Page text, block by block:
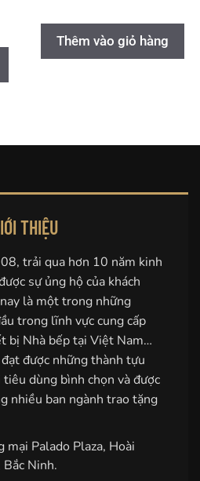
Thêm vào giỏ hàng
THIỆU
trải qua hơn 10 năm kinh
sự ủng hộ của khách
là một trong những
trong lĩnh vực cung cấp
bị Nhà bếp tại Việt Nam…
được những thành tựu
dùng bình chọn và được
nhiều ban ngành trao tặng
Palado Plaza, Hoài
Ninh.